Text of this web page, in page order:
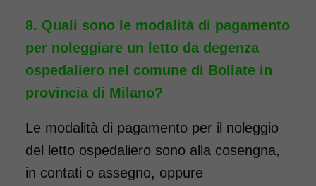
Quali sono le modalità di pagamento
per noleggiare un letto da degenza
ospedaliero nel comune di Bollate in
provincia di Milano?
Le modalità di pagamento per il noleggio
del letto ospedaliero sono alla cosengna,
in contati o assegno, oppure